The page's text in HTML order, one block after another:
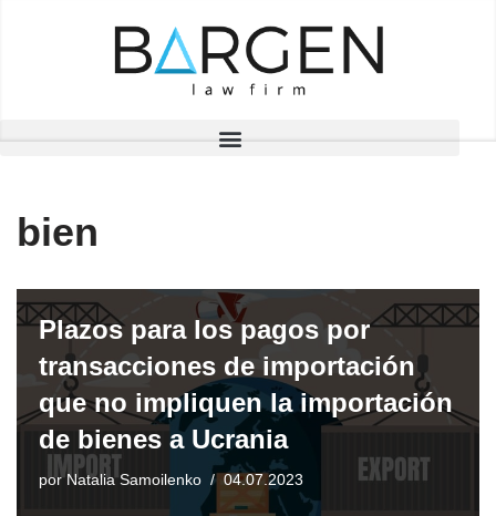
bien
Plazos para los pagos por
transacciones de importación
que no impliquen la importación
de bienes a Ucrania
por Natalia Samoilenko 04.07.2023